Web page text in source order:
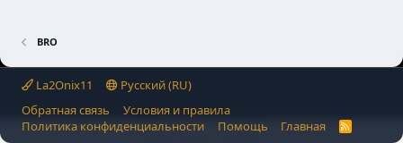
BRO
La2Onix11
Русский (RU)
Обратная связь
Условия и правила
Политика конфиденциальности
Помощь Главная
R